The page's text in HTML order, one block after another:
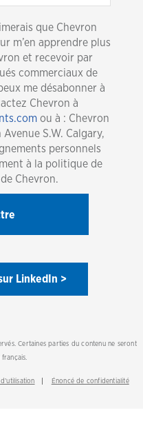
que Chevron
m’en apprendre plus
et recevoir par
commerciaux de
me désabonner à
Chevron à
ou à : Chevron
S.W. Calgary,
personnels
à la politique de
Chevron.
LinkedIn >
Certaines parties du contenu ne seront
français.
Énoncé de confidentialité